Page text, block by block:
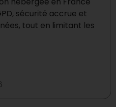
sécurité accrue et
tout en limitant les